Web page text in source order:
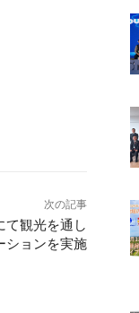
次の記事
て観光を通し
ションを実施